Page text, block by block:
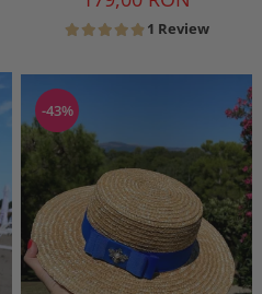
1 Review
-43%